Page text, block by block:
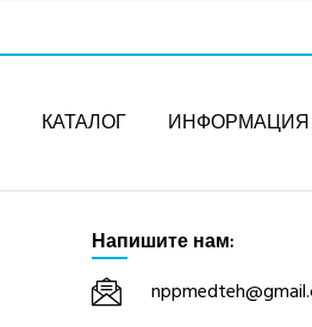
КАТАЛОГ ИНФОРМАЦИЯ
Напишите нам: